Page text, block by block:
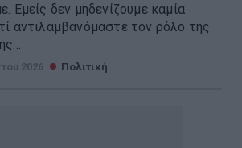
Εμείς δεν μηδενίζουμε καμία
αντιλαμβανόμαστε τον ρόλο της
2026 Πολιτική